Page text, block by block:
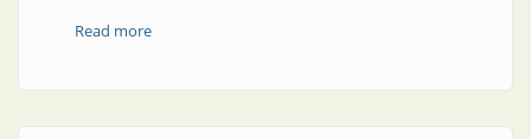
Read moreabout Materiales eléctricos en la cadena de valor de